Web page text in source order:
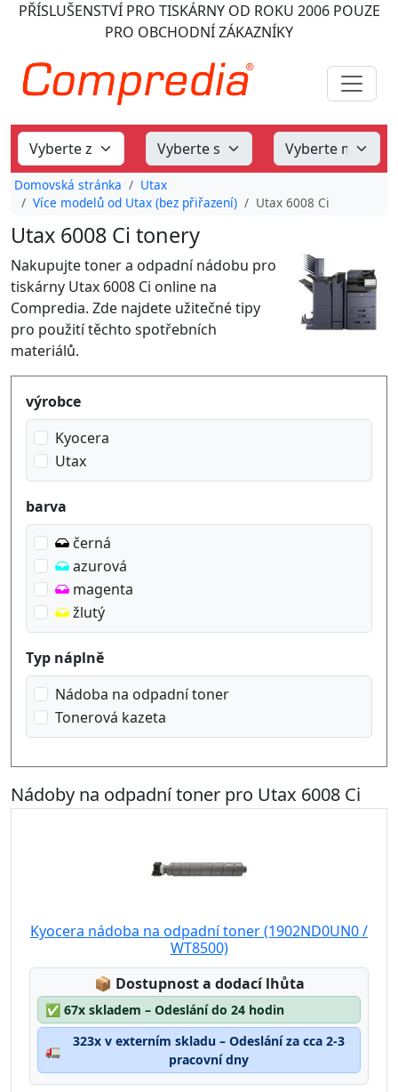
PŘÍSLUŠENSTVÍ PRO TISKÁRNY OD ROKU 2006POUZE
PRO OBCHODNÍ ZÁKAZNÍKY
Domovská stránka
Utax
Více modelů od Utax (bez přiřazení)
Utax 6008 Ci
Utax 6008 Ci tonery
Nakupujte toner a odpadní nádobu pro
tiskárny Utax 6008 Ci online na
Compredia. Zde najdete užitečné tipy
pro použití těchto spotřebních
materiálů.
Produktfilter
výrobce
Kyocera
Utax
barva
černá
azurová
magenta
žlutý
Typ náplně
Nádoba na odpadní toner
Tonerová kazeta
Nádoby na odpadní toner pro Utax 6008 Ci
Kyocera nádoba na odpadní toner (1902ND0UN0 /
WT8500)
📦 Lagerstatus:
Dostupnost a dodací lhůta
✅ 67x skladem – Odeslání do 24 hodin
🚛
323x v externím skladu – Odeslání za cca 2-3
pracovní dny